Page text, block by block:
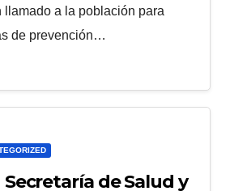
llamado a la población para
de prevención…
de Salud y